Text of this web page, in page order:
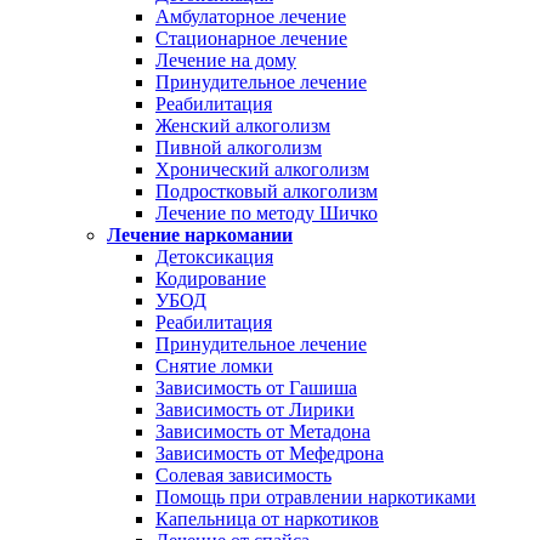
Амбулаторное лечение
Стационарное лечение
Лечение на дому
Принудительное лечение
Реабилитация
Женский алкоголизм
Пивной алкоголизм
Хронический алкоголизм
Подростковый алкоголизм
Лечение по методу Шичко
Лечение наркомании
Детоксикация
Кодирование
УБОД
Реабилитация
Принудительное лечение
Снятие ломки
Зависимость от Гашиша
Зависимость от Лирики
Зависимость от Метадона
Зависимость от Мефедрона
Солевая зависимость
Помощь при отравлении наркотиками
Капельница от наркотиков